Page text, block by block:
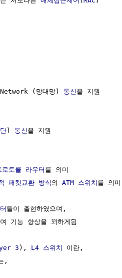
(망대망) 통신 을 지원
) 통신 을 지원
로토콜 라우터 를 의미
패킷교환 방식 의 ATM 스위치 를 의미
들이 출현하였으며,
기능 향상을 꾀하게됨
3 ), L4 스위치
이란,
,